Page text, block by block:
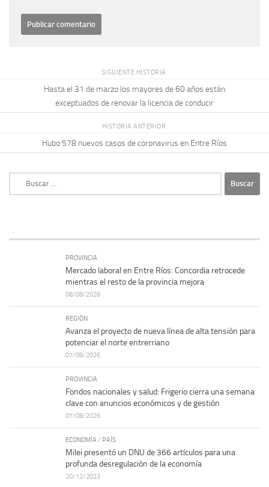
SIGUIENTE HISTORIA
Hasta el 31 de marzo los mayores de 60 años están
exceptuados de renovar la licencia de conducir
HISTORIA ANTERIOR
Hubo 578 nuevos casos de coronavirus en Entre Ríos
PROVINCIA
Mercado laboral en Entre Ríos: Concordia retrocede
mientras el resto de la provincia mejora
08/08/2026
REGIÓN
Avanza el proyecto de nueva línea de alta tensión para
potenciar el norte entrerriano
07/08/2026
PROVINCIA
Fondos nacionales y salud: Frigerio cierra una semana
clave con anuncios económicos y de gestión
07/08/2026
ECONOMÍA / PAÍS
Milei presentó un DNU de 366 artículos para una
profunda desregulación de la economía
20/12/2023